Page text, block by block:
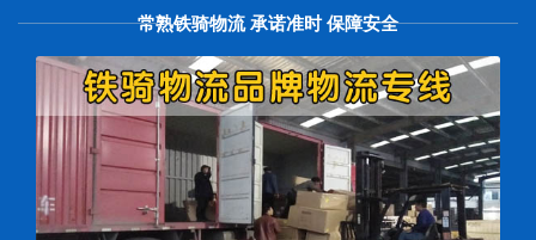
常熟铁骑物流 承诺准时 保障安全